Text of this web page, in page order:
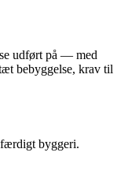
udført på — med
bebyggelse, krav til
færdigt byggeri.